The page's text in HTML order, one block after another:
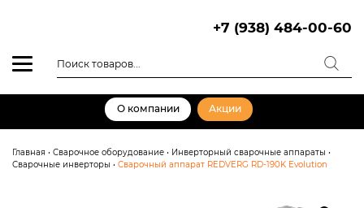
+7 (938) 484-00-60
товаров
О компании Акции
Главная • Сварочное оборудование • Инверторный сварочные аппараты •
Сварочные инверторы • Сварочный аппарат REDVERG RD-190K Evolution